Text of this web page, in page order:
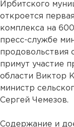
Ирбитского
откроется
комплекса на
пресс-службе
продовольствия
примут участие
области Виктор
министр
Сергей Чемезов.
Содержание и